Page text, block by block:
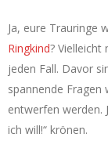
Ja, eure Trauringe
Ringkind?
jeden Fall. Davor
spannende
entwerfen werden.
ich will!“ krönen.